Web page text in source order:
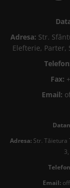
Adresa: Str.
Elefterie, Parter,
Fax:
Email:
Adresa: Str. Tăietura
Telefon
Email: